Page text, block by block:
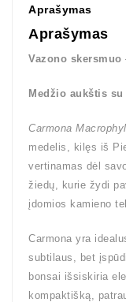
Aprašymas
Aprašymas
Vazono skersmuo
Medžio aukštis su
Carmona
medelis, kilęs iš
vertinamas dėl
žiedų, kurie žydi
įdomios kamieno
Carmona yra
subtilaus, bet
bonsai išsiskiria
kompaktišką,